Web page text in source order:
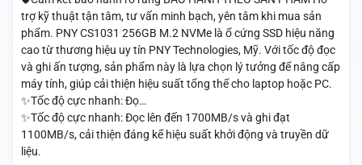
trợ kỹ thuật tận tâm, tư vấn minh bạch, yên tâm khi mua sản
phẩm. PNY CS1031 256GB M.2 NVMe là ổ cứng SSD hiệu năng
cao từ thương hiệu uy tín PNY Technologies, Mỹ. Với tốc độ đọc
và ghi ấn tượng, sản phẩm này là lựa chọn lý tưởng để nâng cấp
máy tính, giúp cải thiện hiệu suất tổng thể cho laptop hoặc PC.
✨Tốc độ cực nhanh: Đọ…
✨Tốc độ cực nhanh: Đọc lên đến 1700MB/s và ghi đạt
1100MB/s, cải thiện đáng kể hiệu suất khởi động và truyền dữ
liệu.